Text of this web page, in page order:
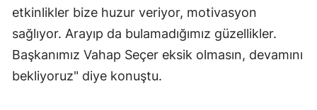
etkinlikler bize huzur veriyor, motivasyon
sağlıyor. Arayıp da bulamadığımız güzellikler.
Başkanımız Vahap Seçer eksik olmasın, devamını
bekliyoruz" diye konuştu.